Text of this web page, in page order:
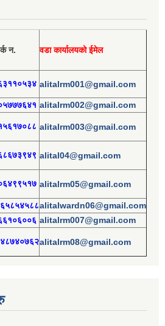
न. वडा कार्यालयको ईमेल
alitalrm001@gmail.com
alitalrm002@gmail.com
alitalrm003@gmail.com
alital04@gmail.com
alitalrm05@gmail.com
alitalwardn06@gmail.com
alitalrm007@gmail.com
alitalrm08@gmail.com